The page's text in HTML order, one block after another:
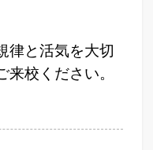
律と活気を大切
校ください。